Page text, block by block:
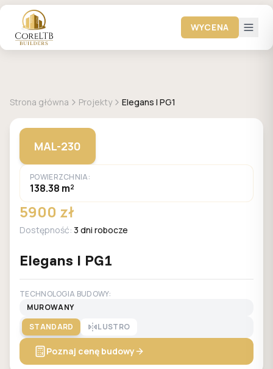
WYCENA
Strona główna Projekty Elegans I PG1
MAL-230
POWIERZCHNIA:
138.38 m²
5900 zł
Dostępność: 3 dni robocze
Elegans I PG1
TECHNOLOGIA BUDOWY:
MUROWANY
STANDARD
LUSTRO
Poznaj cenę budowy